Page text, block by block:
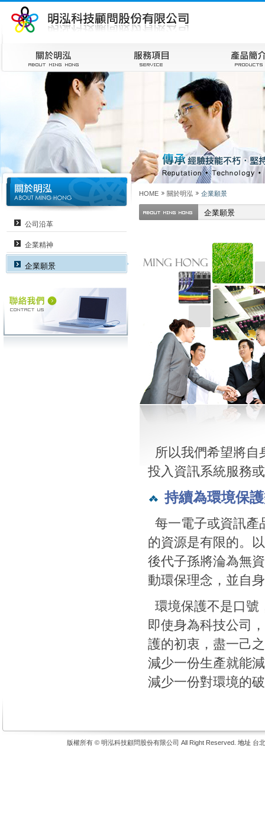
公司沿革
企業精神
企業願景
HOME 關於明泓 企業願景
企業願景
所以我們希望將自
投入資訊系統服務
持續為環境保
每一電子或資訊產
的資源是有限的。
後代子孫將淪為無
動環保理念，並自
環境保護不是口號
即使身為科技公司
護的初衷，盡一己
減少一份生產就能
減少一份對環境的
版權所有 © 明泓科技顧問股份有限公司 All Right Reserved. 地址台